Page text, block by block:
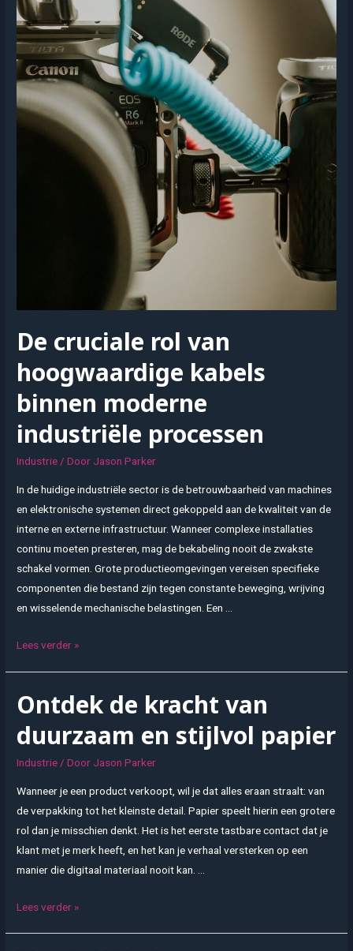
De cruciale rol van
hoogwaardige kabels
binnen moderne
industriële processen
Industrie/ Door Jason Parker
In de huidige industriële sector is de betrouwbaarheid van machines
en elektronische systemen direct gekoppeld aan de kwaliteit van de
interne en externe infrastructuur. Wanneer complexe installaties
continu moeten presteren, mag de bekabeling nooit de zwakste
schakel vormen. Grote productieomgevingen vereisen specifieke
componenten die bestand zijn tegen constante beweging, wrijving
en wisselende mechanische belastingen. Een …
De
van
kabels
binnen
Lees verder »
Ontdek de kracht van
duurzaam en stijlvol papier
Industrie / Door Jason Parker
Wanneer je een product verkoopt, wil je dat alles eraan straalt: van
de verpakking tot het kleinste detail. Papier speelt hierin een grotere
rol dan je misschien denkt. Het is het eerste tastbare contact dat je
klant met je merk heeft, en het kan je verhaal versterken op een
manier die digitaal materiaal nooit kan. …
Ontdek
Lees verder »